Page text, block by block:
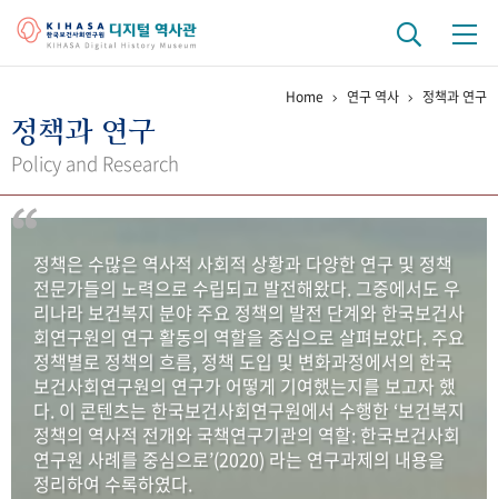
걸어온 길 기관 변천사
연구 역사
정책과 연구 키워드로 보는 연구 역사
연구자들
간행물 변천사
기록물 아카이브
사진 아카이브 문서 기록물 행정박물 영상 기록물
50+1주년 기념
Home 연구 역사 정책과 연구
정책과 연구
Policy and Research
정책은 수많은 역사적 사회적 상황과 다양한 연구 및 정책
전문가들의 노력으로 수립되고 발전해왔다. 그중에서도 우
리나라 보건복지 분야 주요 정책의 발전 단계와 한국보건사
회연구원의 연구 활동의 역할을 중심으로 살펴보았다. 주요
정책별로 정책의 흐름, 정책 도입 및 변화과정에서의 한국
보건사회연구원의 연구가 어떻게 기여했는지를 보고자 했
다. 이 콘텐츠는 한국보건사회연구원에서 수행한 ‘보건복지
정책의 역사적 전개와 국책연구기관의 역할: 한국보건사회
연구원 사례를 중심으로’(2020) 라는 연구과제의 내용을
정리하여 수록하였다.